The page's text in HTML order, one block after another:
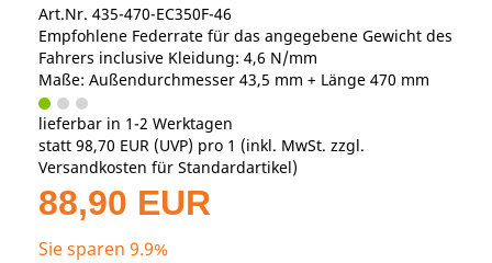
Art.Nr. 435-470-EC350F-46
Empfohlene Federrate für das angegebene Gewicht des
Fahrers inclusive Kleidung: 4,6 N/mm
Maße: Außendurchmesser 43,5 mm + Länge 470 mm
lieferbar in 1-2 Werktagen
statt 98,70 EUR (UVP) pro 1 (inkl. MwSt. zzgl.
Versandkosten für Standardartikel)
88,90 EUR
Sie sparen 9.9%